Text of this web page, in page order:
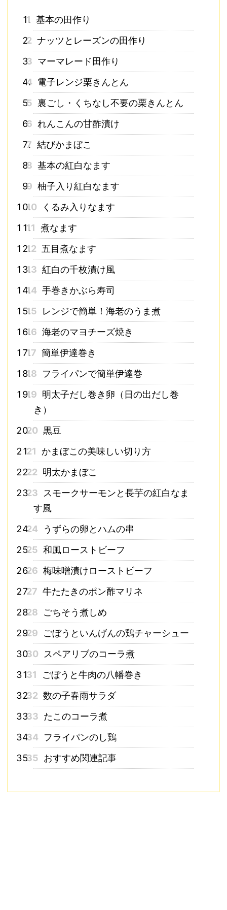
1 基本の田作り
2 ナッツとレーズンの田作り
3 マーマレード田作り
4 電子レンジ栗きんとん
5 裏ごし・くちなし不要の栗きんとん
6 れんこんの甘酢漬け
7 結びかまぼこ
8 基本の紅白なます
9 柚子入り紅白なます
10
くるみ入りなます
11 煮なます
12 五目煮なます
13 紅白の千枚漬け風
14 手巻きかぶら寿司
15
レンジで簡単！海老のうま煮
16 海老のマヨチーズ焼き
17 簡単伊達巻き
18
フライパンで簡単伊達巻
19 明太子だし巻き卵（日の出だし巻
き）
20 黒豆
21 かまぼこの美味しい切り方
22 明太かまぼこ
23
スモークサーモンと長芋の紅白なま
す風
24
うずらの卵とハムの串
25 和風ローストビーフ
26 梅味噌漬けローストビーフ
27 牛たたきのポン酢マリネ
28
ごちそう煮しめ
29
ごぼうといんげんの鶏チャーシュー
30
スペアリブのコーラ煮
31
ごぼうと牛肉の八幡巻き
32 数の子春雨サラダ
33 たこのコーラ煮
34
フライパンのし鶏
35 おすすめ関連記事